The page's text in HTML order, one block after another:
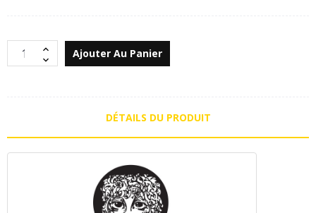
Ajouter Au Panier
DÉTAILS DU PRODUIT